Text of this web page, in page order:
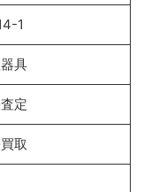
1
具
定
取